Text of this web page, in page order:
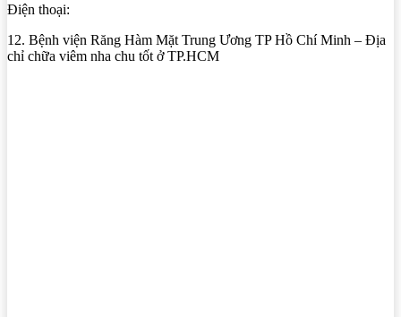
Điện thoại:
12. Bệnh viện Răng Hàm Mặt Trung Ương TP Hồ Chí Minh – Địa
chỉ chữa viêm nha chu tốt ở TP.HCM